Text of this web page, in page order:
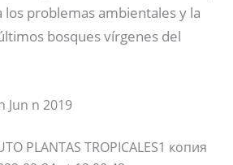
problemas ambientales y la
bosques vírgenes del